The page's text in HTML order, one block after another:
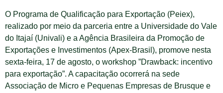
O Programa de Qualificação para Exportação (Peiex),
realizado por meio da parceria entre a Universidade do Vale
do Itajaí (Univali) e a Agência Brasileira da Promoção de
Exportações e Investimentos (Apex-Brasil), promove nesta
sexta-feira, 17 de agosto, o workshop ”Drawback: incentivo
para exportação”. A capacitação ocorrerá na sede
Associação de Micro e Pequenas Empresas de Brusque e